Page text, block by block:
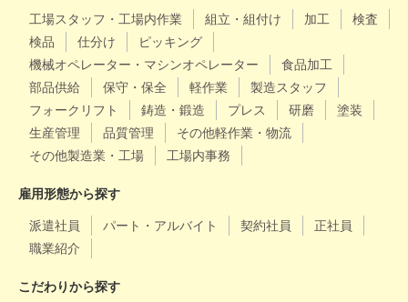
工場スタッフ・工場内作業 組立・組付け 加工
検査
検品
仕分け
ピッキング
機械オペレーター・マシンオペレーター
食品加工
部品供給
保守・保全 軽作業
製造スタッフ
フォークリフト
鋳造・鍛造 プレス 研磨
塗装
生産管理
品質管理
その他軽作業・物流
その他製造業・工場
工場内事務
雇用形態から探す
派遣社員 パート・アルバイト 契約社員
正社員
職業紹介
こだわりから探す